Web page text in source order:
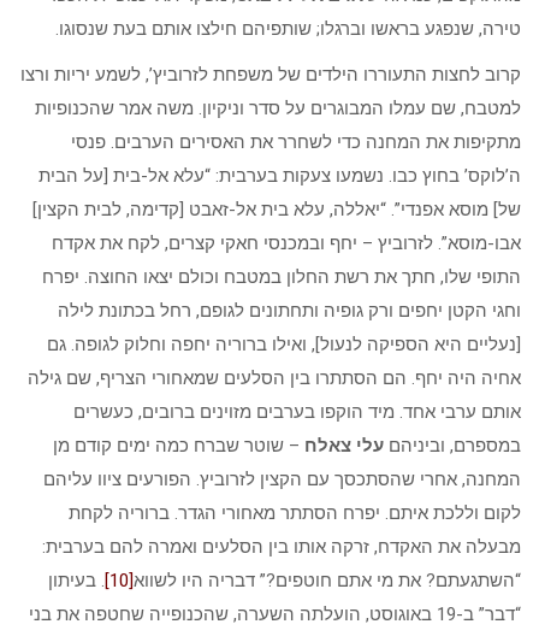
טירה, שנפגע בראשו וברגלו; שותפיהם חילצו אותם בעת שנסוגו.
קרוב לחצות התעוררו הילדים של משפחת לזרוביץ’, לשמע יריות ורצו
למטבח, שם עמלו המבוגרים על סדר וניקיון. משה אמר שהכנופיות
מתקיפות את המחנה כדי לשחרר את האסירים הערבים. פנסי
ה’לוקס’ בחוץ כבו. נשמעו צעקות בערבית: “עלא אל-בית [על הבית
של] מוסא אפנדי”. “יאללה, עלא בית אל-זאבט [קדימה, לבית הקצין]
אבו-מוסא”. לזרוביץ – יחף ובמכנסי חאקי קצרים, לקח את אקדח
התופי שלו, חתך את רשת החלון במטבח וכולם יצאו החוצה. יפרח
וחגי הקטן יחפים ורק גופיה ותחתונים לגופם, רחל בכתונת לילה
[נעליים היא הספיקה לנעול], ואילו ברוריה יחפה וחלוק לגופה. גם
אחיה היה יחף. הם הסתתרו בין הסלעים שמאחורי הצריף, שם גילה
אותם ערבי אחד. מיד הוקפו בערבים מזוינים ברובים, כעשרים
במספרם, וביניהם עלי צאלח – שוטר שברח כמה ימים קודם מן
המחנה, אחרי שהסתכסך עם הקצין לזרוביץ. הפורעים ציוו עליהם
לקום וללכת איתם. יפרח הסתתר מאחורי הגדר. ברוריה לקחת
מבעלה את האקדח, זרקה אותו בין הסלעים ואמרה להם בערבית:
“השתגעתם? את מי אתם חוטפים?” דבריה היו לשווא[10]
. בעיתון
“דבר” ב-19 באוגוסט, הועלתה השערה, שהכנופייה שחטפה את בני